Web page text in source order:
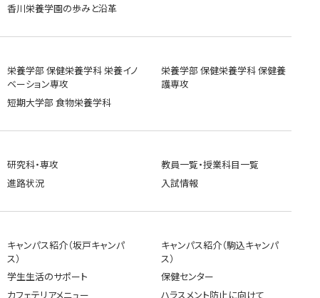
香川栄養学園の歩みと沿革
栄養学部 保健栄養学科 栄養イノ
ベーション専攻
栄養学部 保健栄養学科 保健養
護専攻
短期大学部 食物栄養学科
研究科・専攻
教員一覧・授業科目一覧
進路状況 入試情報
キャンパス紹介（坂戸キャンパ
ス）
キャンパス紹介（駒込キャンパ
ス）
学生生活のサポート
保健センター
カフェテリアメニュー
ハラスメント防止に向けて